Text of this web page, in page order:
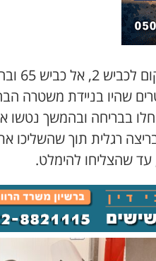
מיד לאחר מכן
שם פנו לכביש 4. שוטרים שהיו בניידת משטרה
בבריחה ובהמשך נטשו
רגלית תוך שהשליכו
שהצליחו להימלט.